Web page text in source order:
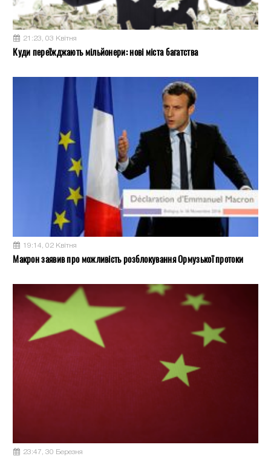
21:23, 03 Квітня
Куди переїжджають мільйонери: нові міста багатства
19:14, 02 Квітня
Макрон заявив про можливість розблокування Ормузької протоки
23:47, 30 Березня